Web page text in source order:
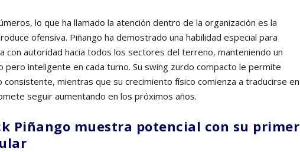
lo que ha llamado la atención dentro de la organización es la
ofensiva. Piñango ha demostrado una habilidad especial para
con autoridad hacia todos los sectores del terreno, manteniendo un
pero inteligente en cada turno. Su swing zurdo compacto le permite
consistente, mientras que su crecimiento físico comienza a traducirse en
seguir aumentando en los próximos años.
Piñango muestra potencial con su primer